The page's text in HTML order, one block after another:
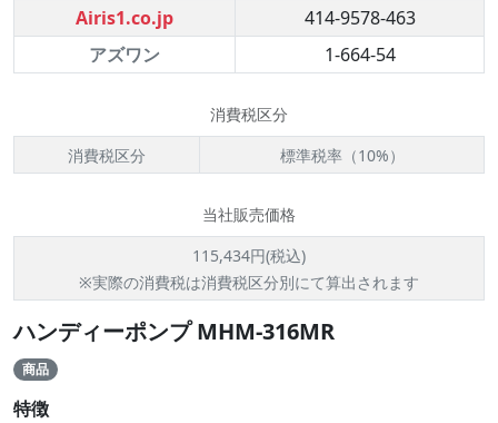
Airis1.co.jp
414-9578-463
アズワン
1-664-54
消費税区分
消費税区分
標準税率（10%）
当社販売価格
115,434円(税込)
※実際の消費税は消費税区分別にて算出されます
ハンディーポンプ MHM-316MR
商品
特徴